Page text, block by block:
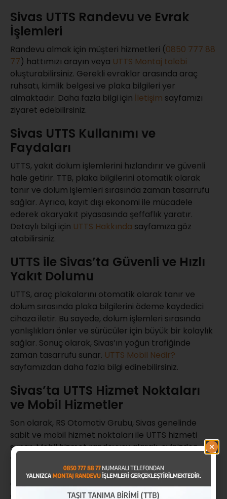
Sivas UTTS Randevu ve Evrak
İşlemleri
Randevu almak için müşteri hizmetleri (0850 777 88
77) hattımızı arayın veya UTTS Montaj talebi
oluşturabilirsiniz. Gerekli evraklar arasında araç
ruhsatı, kimlik belgesi ve plaka bilgileri yer
almaktadır. Daha fazla bilgi için İletişim sayfamızı
ziyaret edebilirsiniz.
Sivas UTTS Kullanımı ve
Faydaları
UTTS, yakıt dolum işlemlerini hızlandırır ve güvenli
hale getirir. TTB, plaka bilgilerini otomatik olarak
tanır ve dolum işlemleri sırasında zaman tasarrufu
sağlar. Ayrıca, kayıt dışı ekonomi ile mücadele
ederek akaryakıt piyasasında şeffaflık yaratır.
Detaylı bilgi için UTTS Hakkında sayfamıza göz
atabilirsiniz.
UTTS ile Sivas’ta Güvenli ve Hızlı
Yakıt Dolumu
UTTS, araç plakalarını otomatik olarak tanır ve
dolum sırasında plaka bilgilerini ödeme kaydedici
cihaza iletir. Bu sayede, dolum işlemleri sırasında
yanlışlıkları önler ve sürücüler için büyük bir kolaylık
sağlar. Sonuç olarak, Sivas’ın yoğun trafiğinde
zaman tasarrufu sunar. UTTS Mobil Nedir?
sayfamızdan daha fazla bilgi edinebilirsiniz.
Sivas’ta UTTS Hizmet Noktaları
ve Mobil Hizmetler
Son olarak, RS Otomotiv Grubu, Sivas genelinde
sabit ve mobil hizmet noktaları ile UTTS hizmeti
sunar. Mobil hizmet randevusu alarak, evinizden
veya iş yerinizden ayrılmadan UTTS montaj ve
bakım hizmetlerinden yararlanın. Mobil hizmetlerin
avantajı, kullanıcıların zamanını verimli şekilde
değerlendirmelerini sağlar.